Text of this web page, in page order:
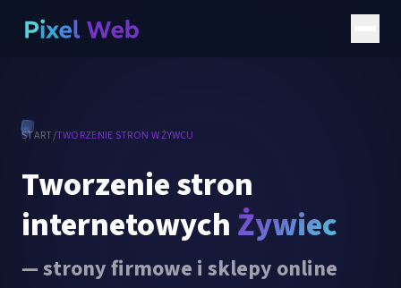
START/TWORZENIE STRON W ŻYWCU
Tworzenie stron
internetowychŻywiec
— strony firmowe i sklepy online